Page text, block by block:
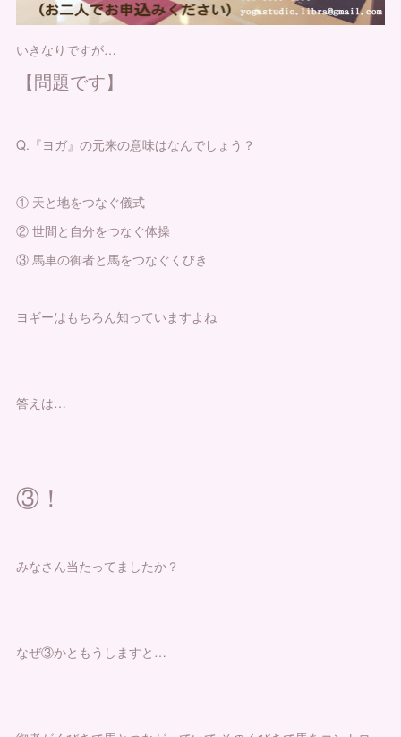
いきなりですが…
【問題です】
Q.『ヨガ』の元来の意味はなんでしょう？
① 天と地をつなぐ儀式
② 世間と自分をつなぐ体操
③ 馬車の御者と馬をつなぐくびき
ヨギーはもちろん知っていますよね
答えは…
③！
みなさん当たってましたか？
なぜ③かともうしますと…